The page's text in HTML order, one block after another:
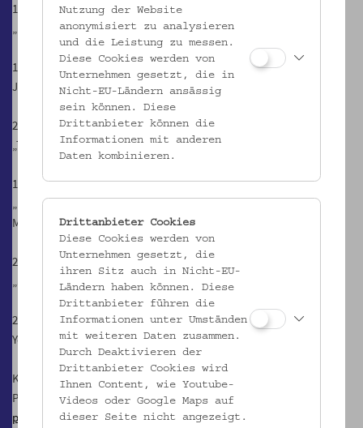
11.1.2020, 14.00, 14.20, 14.40, 15.00, 15.20 und 15.40 Uhr
„Der Schokolade auf der Spur“ (Verein Südwind)
18.1.2020
Jonglieren für Kinder (Sonja Loose)
25.1.2020, 14.30, 15.30 und 16.30 Uhr
„Tanz mit mir Latin Dance“ (Musisches Zentrum Wien)
15.2.2020, 14.30, 15.30 und 16.30 Uhr
„Es war einmal ein Schloss am Meer, …“ (Märchen Workshop
Meermärchen mit Ameli Pauli)
22.2.2020, 14.30, 15.30 und 16.30 Uhr
„Sing mit mir“ (Musisches Zentrum Wien)
29.2.2020, 14.30 und 15.30 Uhr
Yoga für Kinder (Katrin Prankl)
Kontakt:
Patricia Werries
p.werries@wiener-familienbund.at
Nutzung der Website
anonymisiert zu analysieren
und die Leistung zu messen.
Diese Cookies werden von
Unternehmen gesetzt, die in
Nicht-EU-Ländern ansässig
sein können. Diese
Drittanbieter können die
Informationen mit anderen
Daten kombinieren.
Drittanbieter Cookies
Diese Cookies werden von
Unternehmen gesetzt, die
ihren Sitz auch in Nicht-EU-
Ländern haben können. Diese
Drittanbieter führen die
Informationen unter Umständen
mit weiteren Daten zusammen.
Durch Deaktivieren der
Drittanbieter Cookies wird
Ihnen Content, wie Youtube-
Videos oder Google Maps auf
dieser Seite nicht angezeigt.